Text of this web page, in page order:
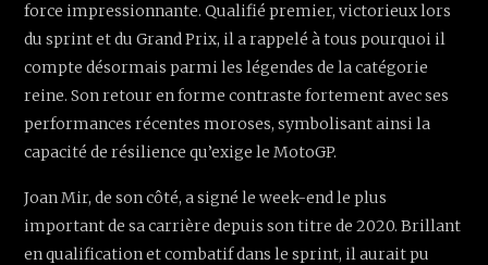
force impressionnante. Qualifié premier, victorieux lors
du sprint et du Grand Prix, il a rappelé à tous pourquoi il
compte désormais parmi les légendes de la catégorie
reine. Son retour en forme contraste fortement avec ses
performances récentes moroses, symbolisant ainsi la
capacité de résilience qu’exige le MotoGP.
Joan Mir, de son côté, a signé le week-end le plus
important de sa carrière depuis son titre de 2020. Brillant
en qualification et combatif dans le sprint, il aurait pu